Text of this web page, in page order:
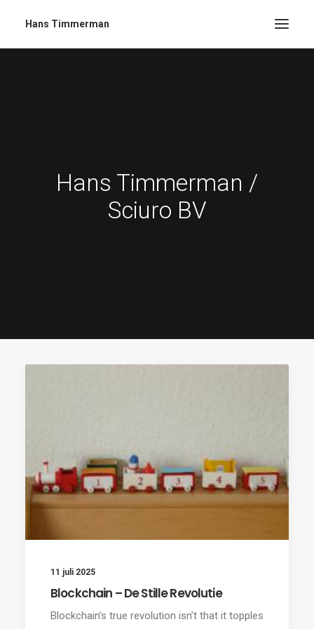
Hans Timmerman
Hans Timmerman /
Sciuro BV
11 juli 2025
Blockchain – De Stille Revolutie
Blockchain’s true revolution isn’t that it topples